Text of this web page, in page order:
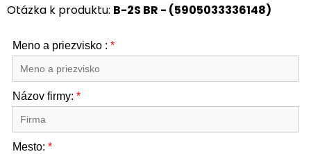
Otázka k produktu: B-2S BR - (5905033336148)